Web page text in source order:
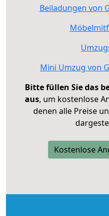
Beiladungen von
Mini Umzug von
Bitte füllen Sie das
aus, um kostenlose
denen alle Preise
Kostenlose